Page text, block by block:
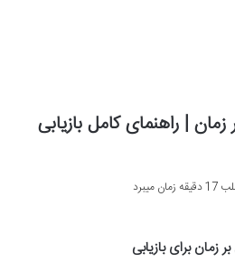
| راهنمای کامل بازیابی
زمان برای بازیابی